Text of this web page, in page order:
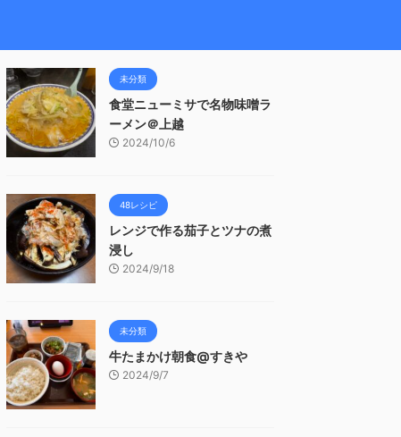
未分類
食堂ニューミサで名物味噌ラ
ーメン＠上越
2024/10/6
48レシピ
レンジで作る茄子とツナの煮
浸し
2024/9/18
未分類
牛たまかけ朝食@すきや
2024/9/7